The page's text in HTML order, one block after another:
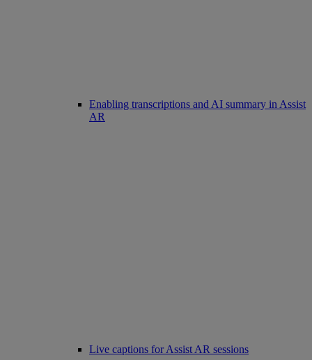
Enabling transcriptions and AI summary in Assist
AR
Live captions for Assist AR sessions